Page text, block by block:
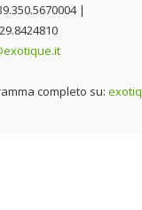
|
completo su: